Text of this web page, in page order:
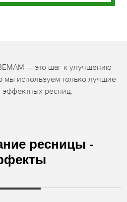
— это шаг к улучшению
мы используем только лучшие
ресниц.
ресницы -